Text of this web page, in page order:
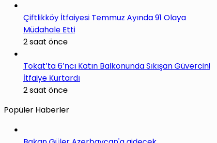
Çiftlikköy İtfaiyesi Temmuz Ayında 91 Olaya
Müdahale Etti
2 saat önce
Tokat’ta 6’ncı Katın Balkonunda Sıkışan Güvercini
İtfaiye Kurtardı
2 saat önce
Popüler Haberler